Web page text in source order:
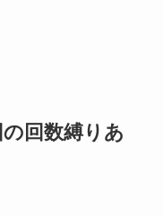
回数縛りあ